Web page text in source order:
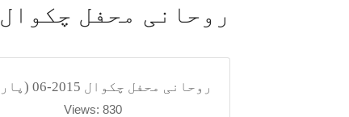
روحانی محفل چکوال 7 جون 2015
روحانی محفل چکوال 2015-06 (پارٹ-5)
Views: 830